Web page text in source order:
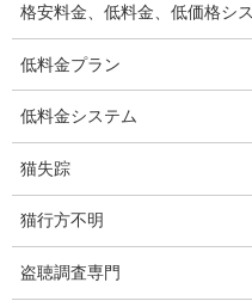
ドメスティックバイオレ
いじめ・子供の虐待
別れさせ屋
盗聴調査
盗聴調査料金
盗聴器の種類
格安料金、低料金、低価格シ
低料金プラン
低料金システム
猫失踪
猫行方不明
盗聴調査専門